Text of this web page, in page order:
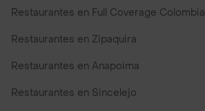
Restaurantes en Full Coverage Colombia
Restaurantes en Zipaquira
Restaurantes en Anapoima
Restaurantes en Sincelejo